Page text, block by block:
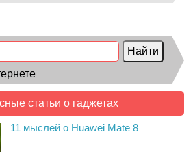
статьи о гаджетах
11 мыслей о Huawei Mate 8